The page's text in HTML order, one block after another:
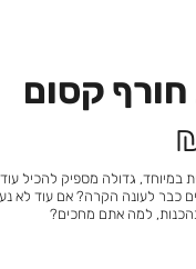
חורף קסום
במיוחד, גדולה מספיק להכיל
כבר לעונה הקרה? אם עוד לא
למה אתם מחכים?